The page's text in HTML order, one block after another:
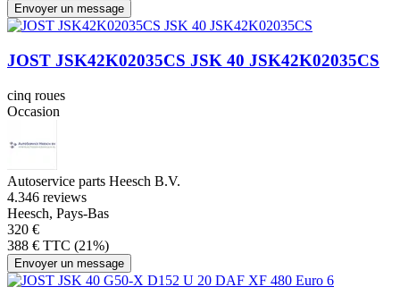
Envoyer un message
JOST JSK42K02035CS JSK 40 JSK42K02035CS
cinq roues
Occasion
Autoservice parts Heesch B.V.
4.346 reviews
Heesch, Pays-Bas
320 €
388 € TTC (21%)
Envoyer un message